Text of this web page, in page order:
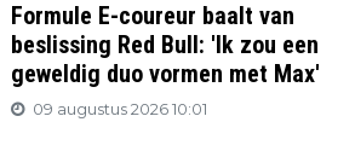
Formule E-coureur baalt van
beslissing Red Bull: 'Ik zou een
geweldig duo vormen met Max'
09 augustus 2026 10:01